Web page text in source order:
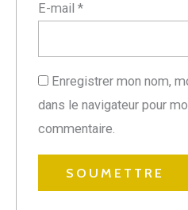
E-mail*
Enregistrer mon nom,
dans le navigateur pour
commentaire.